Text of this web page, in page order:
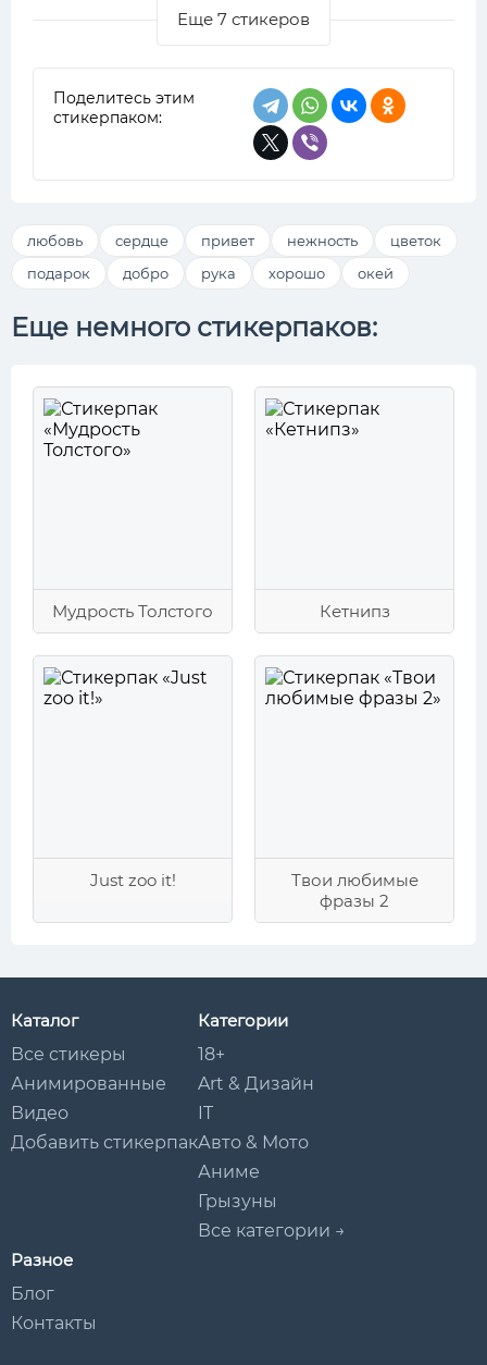
Еще 7 стикеров
Поделитесь этим
стикерпаком:
любовь сердце привет нежность
цветок
подарок
добро рука хорошо окей
Еще немного стикерпаков:
Мудрость Толстого Кетнипз
Just zoo it!
Твои любимые
фразы 2
Каталог
Все стикеры
Анимированные
Видео
Добавить стикерпак
Категории
18+
Art & Дизайн
IT
Авто & Мото
Аниме
Грызуны
Все категории →
Разное
Блог
Контакты